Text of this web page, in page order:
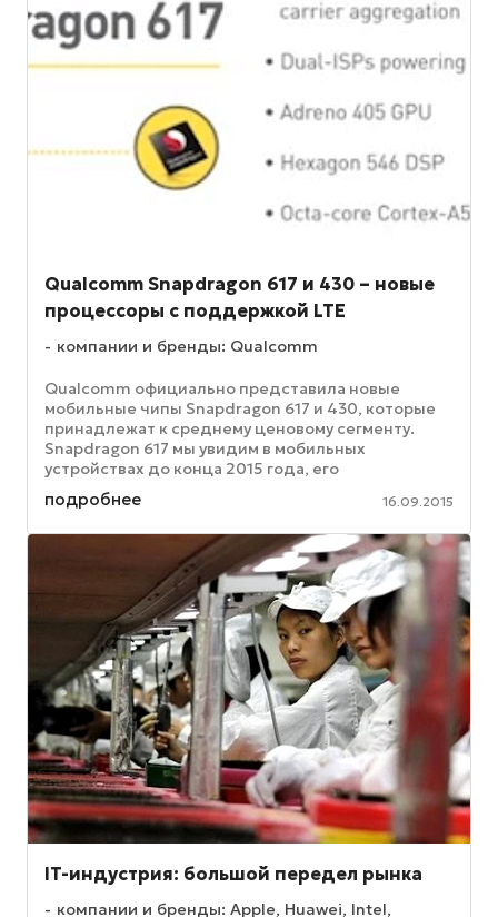
Qualcomm Snapdragon 617 и 430 – новые
процессоры с поддержкой LTE
компании и бренды: Qualcomm
Qualcomm официально представила новые
мобильные чипы Snapdragon 617 и 430, которые
принадлежат к среднему ценовому сегменту.
Snapdragon 617 мы увидим в мобильных
устройствах до конца 2015 года, его
особенностью является то, что данный
процессор ...
подробнее 16.09.2015
IT-индустрия: большой передел рынка
компании и бренды: Apple, Huawei, Intel,